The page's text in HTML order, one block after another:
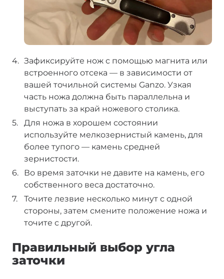
Зафиксируйте нож с помощью магнита или
встроенного отсека — в зависимости от
вашей точильной системы Ganzo. Узкая
часть ножа должна быть параллельна и
выступать за край ножевого столика.
Для ножа в хорошем состоянии
используйте мелкозернистый камень, для
более тупого — камень средней
зернистости.
Во время заточки не давите на камень, его
собственного веса достаточно.
Точите лезвие несколько минут с одной
стороны, затем смените положение ножа и
точите с другой.
Правильный выбор угла
заточки